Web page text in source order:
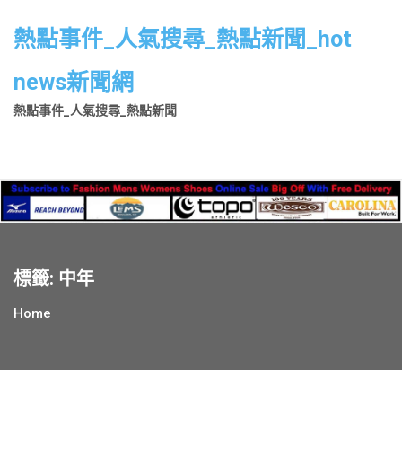
熱點事件_人氣搜尋_熱點新聞_hot
news新聞網
熱點事件_人氣搜尋_熱點新聞
標籤: 中年
Home